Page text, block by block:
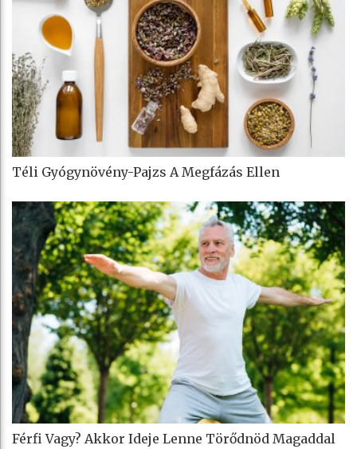
Téli Gyógynövény-Pajzs A Megfázás Ellen
Férfi Vagy? Akkor Ideje Lenne Törődnöd Magaddal